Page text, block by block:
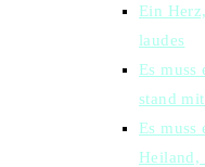
Ein
laudes
Es
stand
Es muss
Heiland,